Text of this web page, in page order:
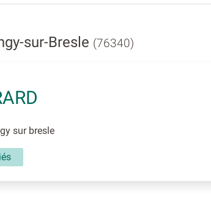
sur-Bresle (76340)
sur bresle